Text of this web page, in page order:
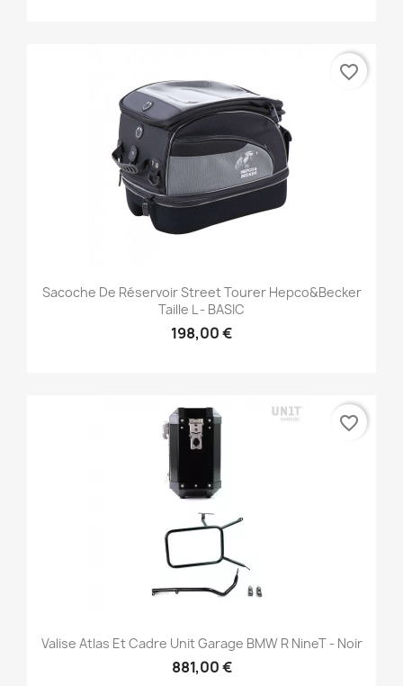
Sacoche De Réservoir Street Tourer Hepco&Becker
Taille L - BASIC
198,00 €
favorite_border
Valise Atlas Et Cadre Unit Garage BMW R NineT - Noir
881,00 €
favorite_border